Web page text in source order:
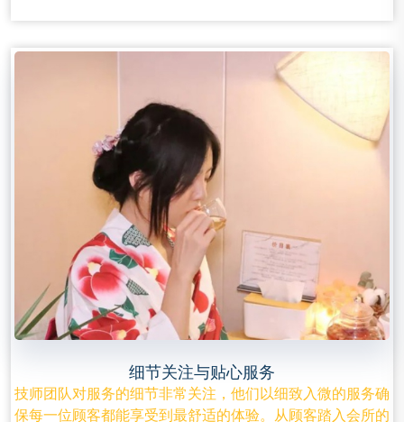
细节关注与贴心服务
技师团队对服务的细节非常关注，他们以细致入微的服务确
保每一位顾客都能享受到最舒适的体验。从顾客踏入会所的